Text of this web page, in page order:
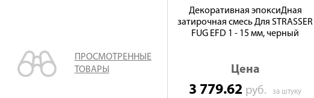
ПРОСМОТРЕННЫЕ
ТОВАРЫ
Декоративная эпоксиДная
затирочная смесь Для STRASSER
FUG EFD 1 - 15 мм, черный
Цена
3 779.62 руб.за штуку